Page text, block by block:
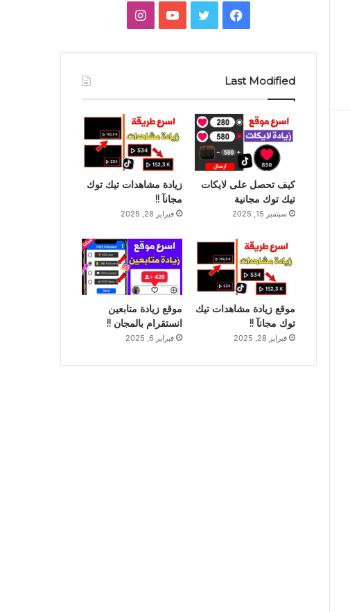
فيسبوكتويتر يوتيوبانستقرام
Last Modified
كيف تحصل على لايكات
تيك توك مجانية
سبتمبر 15, 2025
زيادة مشاهدات تيك توك
مجانآ !!
فبراير 28, 2025
موقع زيادة مشاهدات تيك
توك مجانآ !!
فبراير 28, 2025
موقع زيادة متابعين
انستقرام بالمجان !!
فبراير 6, 2025